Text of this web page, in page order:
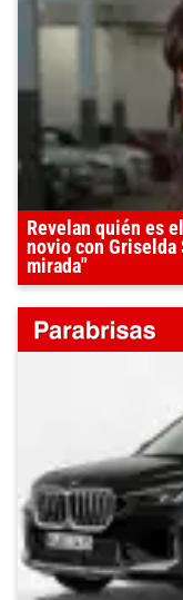
Revelan quién es
novio con
mirada"